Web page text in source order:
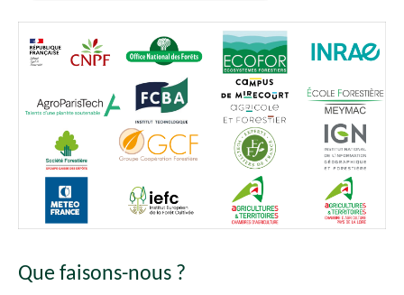
Que faisons-nous ?